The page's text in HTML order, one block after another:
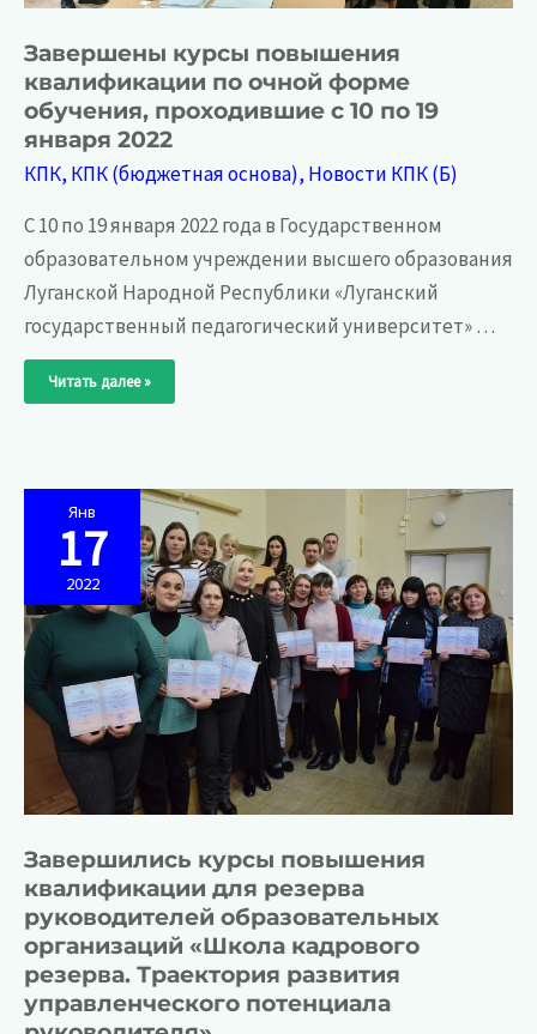
Завершены курсы повышения
квалификации по очной форме
обучения, проходившие с 10 по 19
января 2022
КПК, КПК (бюджетная основа), Новости КПК (Б)
С 10 по 19 января 2022 года в Государственном
образовательном учреждении высшего образования
Луганской Народной Республики «Луганский
государственный педагогический университет» …
курсы
повышения
проходившие
по
января
2022
Читать далее »
Янв
17
2022
Завершились курсы повышения
квалификации для резерва
руководителей образовательных
организаций «Школа кадрового
резерва. Траектория развития
управленческого потенциала